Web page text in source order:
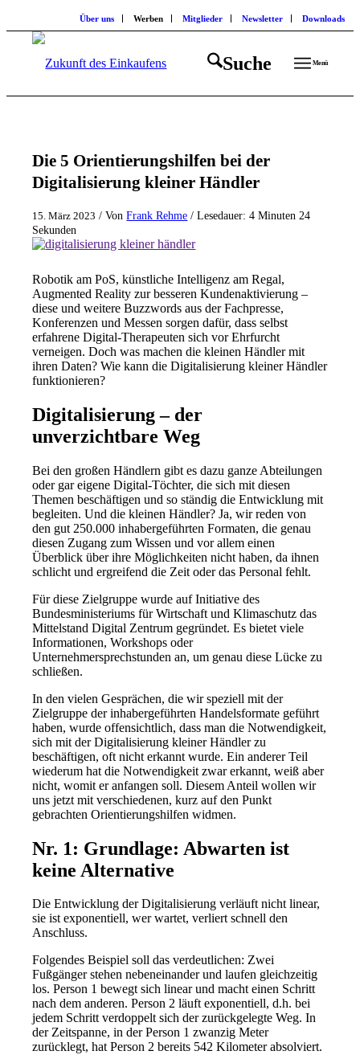
Über uns Werben Mitglieder Newsletter Downloads
Suche Menü
Die 5 Orientierungshilfen bei der
Digitalisierung kleiner Händler
15. März 2023 / VonFrank Rehme / Lesedauer: 4 Minuten 24
Sekunden
Robotik am PoS, künstliche Intelligenz am Regal,
Augmented Reality zur besseren Kundenaktivierung –
diese und weitere Buzzwords aus der Fachpresse,
Konferenzen und Messen sorgen dafür, dass selbst
erfahrene Digital-Therapeuten sich vor Ehrfurcht
verneigen. Doch was machen die kleinen Händler mit
ihren Daten? Wie kann die Digitalisierung kleiner Händler
funktionieren?
Digitalisierung – der
unverzichtbare Weg
Bei den großen Händlern gibt es dazu ganze Abteilungen
oder gar eigene Digital-Töchter, die sich mit diesen
Themen beschäftigen und so ständig die Entwicklung mit
begleiten. Und die kleinen Händler? Ja, wir reden von
den gut 250.000 inhabergeführten Formaten, die genau
diesen Zugang zum Wissen und vor allem einen
Überblick über ihre Möglichkeiten nicht haben, da ihnen
schlicht und ergreifend die Zeit oder das Personal fehlt.
Für diese Zielgruppe wurde auf Initiative des
Bundesministeriums für Wirtschaft und Klimaschutz das
Mittelstand Digital Zentrum gegründet. Es bietet viele
Informationen, Workshops oder
Unternehmersprechstunden an, um genau diese Lücke zu
schließen.
In den vielen Gesprächen, die wir speziell mit der
Zielgruppe der inhabergeführten Handelsformate geführt
haben, wurde offensichtlich, dass man die Notwendigkeit,
sich mit der Digitalisierung kleiner Händler zu
beschäftigen, oft nicht erkannt wurde. Ein anderer Teil
wiederum hat die Notwendigkeit zwar erkannt, weiß aber
nicht, womit er anfangen soll. Diesem Anteil wollen wir
uns jetzt mit verschiedenen, kurz auf den Punkt
gebrachten Orientierungshilfen widmen.
Nr. 1: Grundlage: Abwarten ist
keine Alternative
Die Entwicklung der Digitalisierung verläuft nicht linear,
sie ist exponentiell, wer wartet, verliert schnell den
Anschluss.
Folgendes Beispiel soll das verdeutlichen: Zwei
Fußgänger stehen nebeneinander und laufen gleichzeitig
los. Person 1 bewegt sich linear und macht einen Schritt
nach dem anderen. Person 2 läuft exponentiell, d.h. bei
jedem Schritt verdoppelt sich der zurückgelegte Weg. In
der Zeitspanne, in der Person 1 zwanzig Meter
zurücklegt, hat Person 2 bereits 542 Kilometer absolviert.